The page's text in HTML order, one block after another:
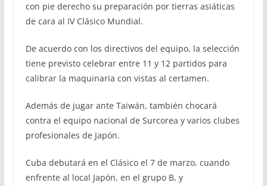
con pie derecho su preparación por tierras asiáticas
de cara al IV Clásico Mundial.
De acuerdo con los directivos del equipo, la selección
tiene previsto celebrar entre 11 y 12 partidos para
calibrar la maquinaria con vistas al certamen.
Además de jugar ante Taiwán, también chocará
contra el equipo nacional de Surcorea y varios clubes
profesionales de Japón.
Cuba debutará en el Clásico el 7 de marzo, cuando
enfrente al local Japón, en el grupo B, y